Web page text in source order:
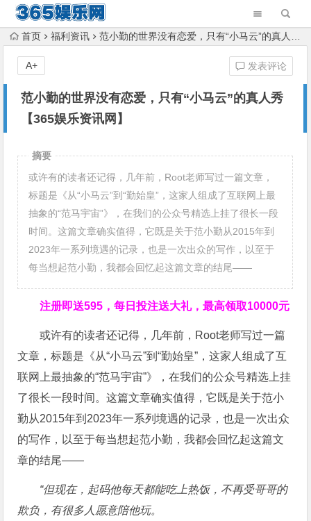
首页 福利资讯 范小勤的世界没有恋爱，只有“小马云”的真人秀【365娱乐资讯网】
范小勤的世界没有恋爱，只有“小马云”的真人秀
【365娱乐资讯网】
发表评论
A+
摘要
或许有的读者还记得，几年前，Root老师写过一篇文章，
标题是《从“小马云”到“勤始皇”，这家人组成了互联网上最
抽象的“范马宇宙”》，在我们的公众号精选上挂了很长一段
时间。这篇文章确实值得，它既是关于范小勤从2015年到
2023年一系列境遇的记录，也是一次出众的写作，以至于
每当想起范小勤，我都会回忆起这篇文章的结尾——
注册即送595，每日投注送大礼，最高领取10000元
或许有的读者还记得，几年前，Root老师写过一篇
文章，标题是《从“小马云”到“勤始皇”，这家人组成了互
联网上最抽象的“范马宇宙”》，在我们的公众号精选上挂
了很长一段时间。这篇文章确实值得，它既是关于范小
勤从2015年到2023年一系列境遇的记录，也是一次出众
的写作，以至于每当想起范小勤，我都会回忆起这篇文
章的结尾——
“但现在，起码他每天都能吃上热饭，不再受哥哥的
欺负，有很多人愿意陪他玩。